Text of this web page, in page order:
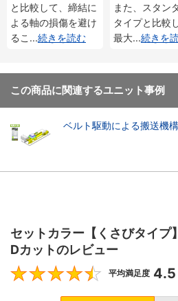
と比較して、締結に
よる軸の損傷を避け
るこ ...続きを読む
また、スタン
タイプと比較
最大...続きを
この商品に関連するユニット事例
ベルト駆動による搬送機構
セットカラー【くさびタイプ
Dカットのレビュー
平均満足度 4.5